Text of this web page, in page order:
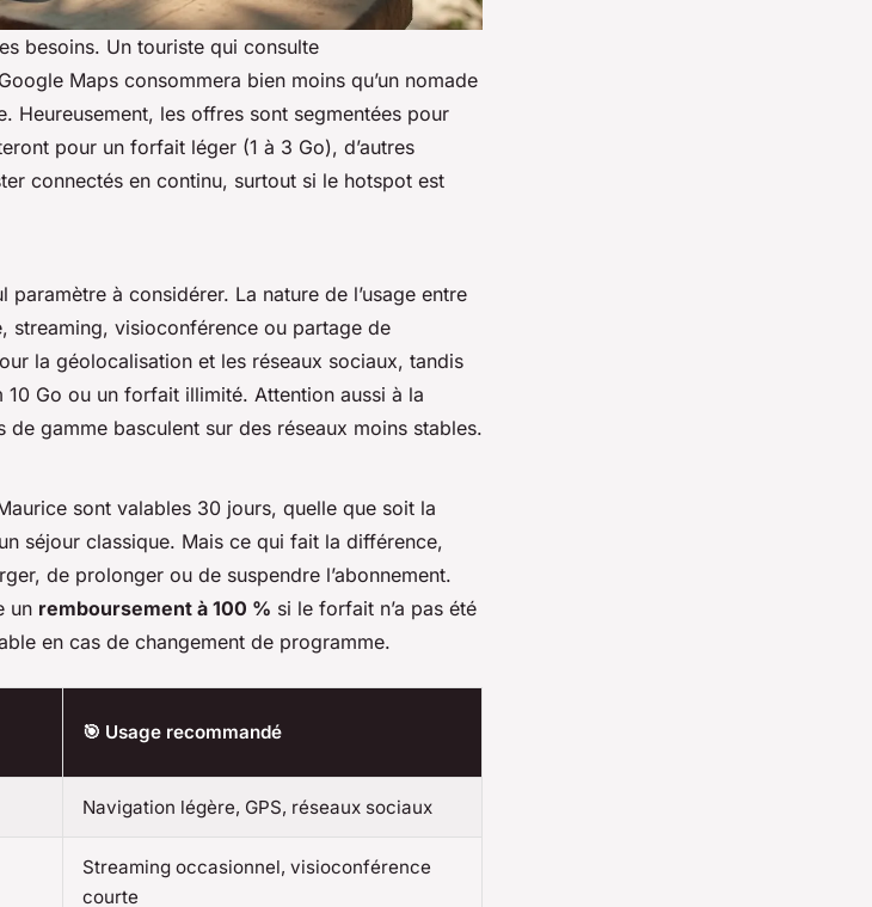
besoins. Un touriste qui consulte
Maps consommera bien moins qu’un nomade
Heureusement, les offres sont segmentées pour
pour un forfait léger (1 à 3 Go), d’autres
connectés en continu, surtout si le hotspot est
paramètre à considérer. La nature de l’usage entre
streaming, visioconférence ou partage de
la géolocalisation et les réseaux sociaux, tandis
10 Go ou un forfait illimité. Attention aussi à la
de gamme basculent sur des réseaux moins stables.
sont valables 30 jours, quelle que soit la
séjour classique. Mais ce qui fait la différence,
de prolonger ou de suspendre l’abonnement.
un remboursement à 100 % si le forfait n’a pas été
en cas de changement de programme.
🎯 Usage recommandé
Navigation légère, GPS, réseaux sociaux
Streaming occasionnel, visioconférence
courte